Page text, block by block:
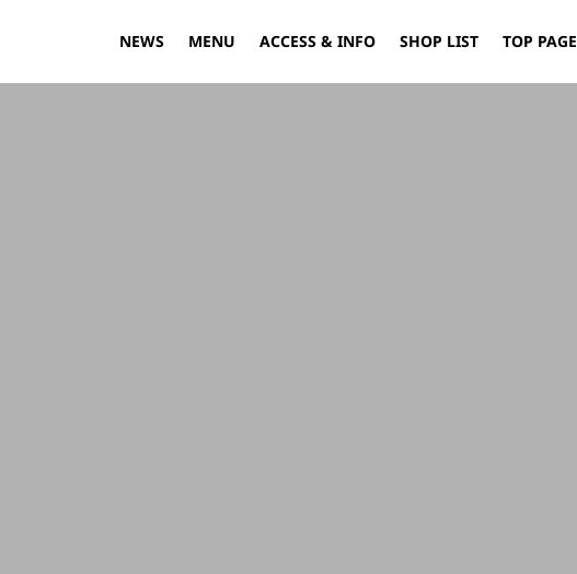
NEWS MENU ACCESS & INFO SHOP LIST TOP PAGE